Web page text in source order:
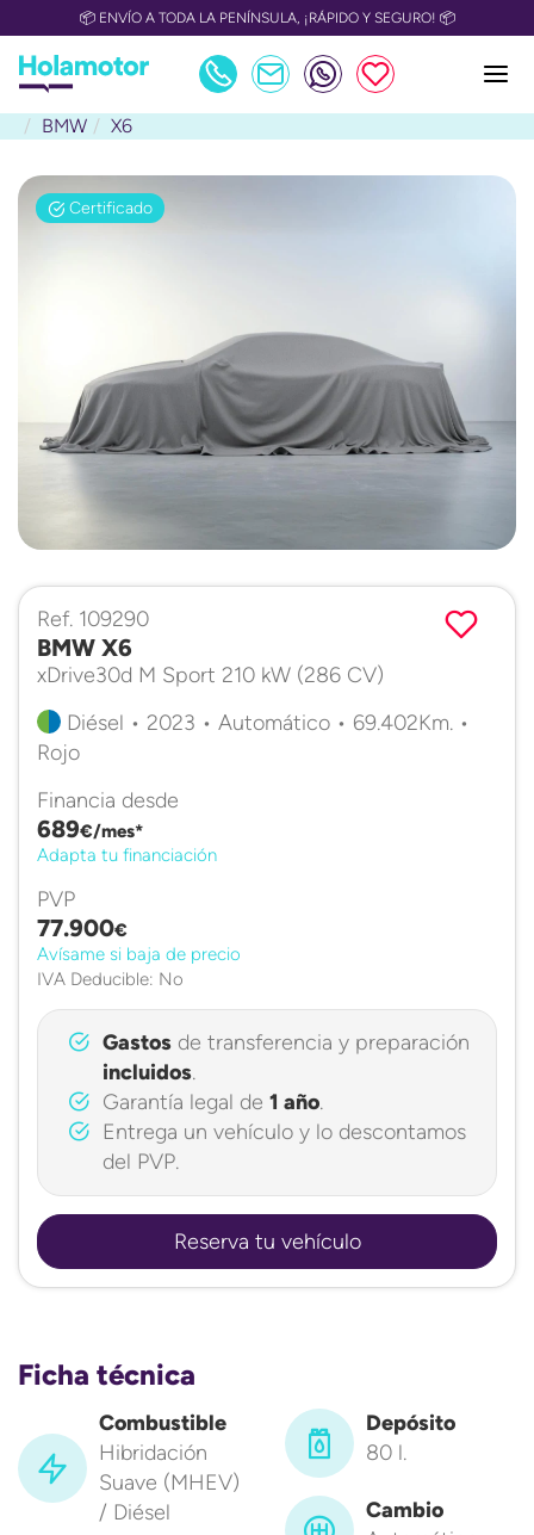
📦 ENVÍO A TODA LA PENÍNSULA, ¡RÁPIDO Y SEGURO! 📦
BMW X6
Certificado
Ref. 109290
BMW X6
xDrive30d M Sport 210 kW (286 CV)
Diésel • 2023 • Automático • 69.402Km. •
Rojo
Financia desde
689€/mes*
Adapta tu financiación
PVP
77.900€
Avísame si baja de precio
IVA Deducible: No
Gastosde transferencia y preparación
incluidos.
Garantía legal de 1 año.
Entrega un vehículo y lo descontamos
del PVP.
Reserva tu vehículo
Ficha técnica
Combustible
Hibridación
Suave (MHEV)
/ Diésel
Depósito
80 l.
Cambio